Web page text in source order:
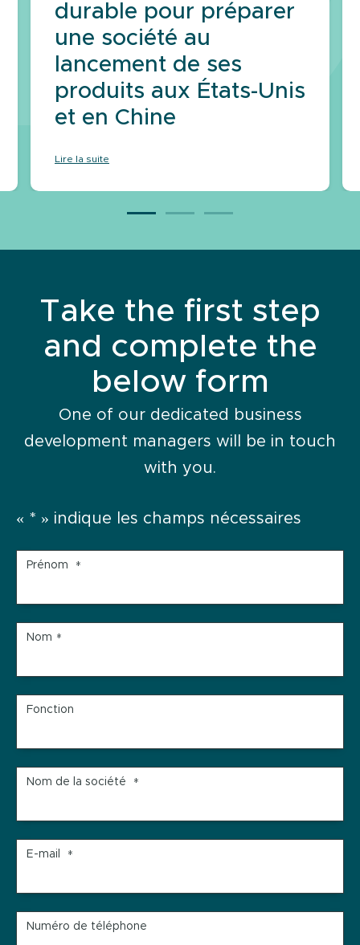
durable pour préparer
une société au
lancement de ses
produits aux États-Unis
et en Chine
Lire la suite
Take the first step
and complete the
below form
One of our dedicated business
development managers will be in touch
with you.
« * » indique les champs nécessaires
Prénom *
Nom *
Fonction
Nom de la société *
E-mail *
Numéro de téléphone